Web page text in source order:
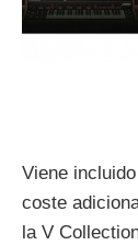
Viene
coste
la V